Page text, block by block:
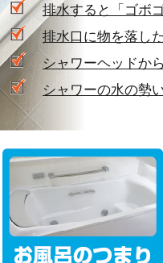
排水すると「ゴボ
排水口に物を落した
シャワーヘッドか
シャワーの水の勢